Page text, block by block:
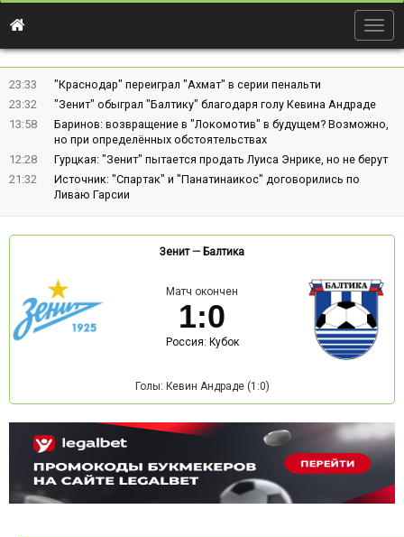
23:33
"Краснодар" переиграл "Ахмат" в серии пенальти
23:32
"Зенит" обыграл "Балтику" благодаря голу Кевина Андраде
13:58
Баринов: возвращение в "Локомотив" в будущем? Возможно,
но при определённых обстоятельствах
12:28
Гурцкая: "Зенит" пытается продать Луиса Энрике, но не берут
21:32
Источник: "Спартак" и "Панатинаикос" договорились по
Ливаю Гарсии
Зенит— Балтика
Матч окончен
1:0
Россия: Кубок
Голы: Кевин Андраде (1:0)